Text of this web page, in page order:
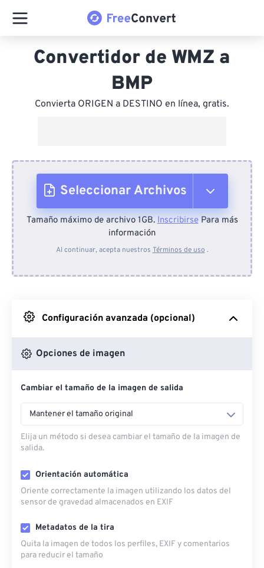
Convertidor de WMZ a
BMP
Convierta ORIGEN a DESTINO en línea, gratis.
Seleccionar Archivos
Desde el dispositivo
Desde Google Drive
Desde OneDrive
Desde URL
Tamaño máximo de archivo 1GB.InscribirsePara más
información
Al continuar, acepta nuestros Términos de uso .
Configuración avanzada (opcional)
Opciones de imagen
Cambiar el tamaño de la imagen de salida
Mantener el tamaño original
Elija un método si desea cambiar el tamaño de la imagen de
salida.
Orientación automática
Oriente correctamente la imagen utilizando los datos del
sensor de gravedad almacenados en EXIF
Metadatos de la tira
Quita la imagen de todos los perfiles, EXIF ​​y comentarios
para reducir el tamaño